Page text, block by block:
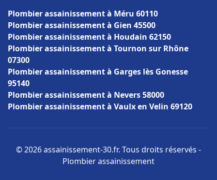
Plombier assainissement à Méru 60110
Plombier assainissement à Gien 45500
Plombier assainissement à Houdain 62150
Plombier assainissement à Tournon sur Rhône
07300
Plombier assainissement à Garges lès Gonesse
95140
Plombier assainissement à Nevers 58000
Plombier assainissement à Vaulx en Velin 69120
© 2026 assainissement-30.fr. Tous droits réservés -
Plombier assainissement